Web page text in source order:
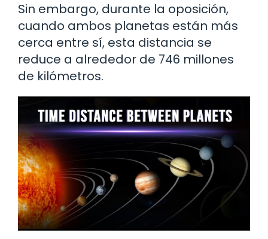
Sin embargo, durante la oposición,
cuando ambos planetas están más
cerca entre sí, esta distancia se
reduce a alrededor de 746 millones
de kilómetros.